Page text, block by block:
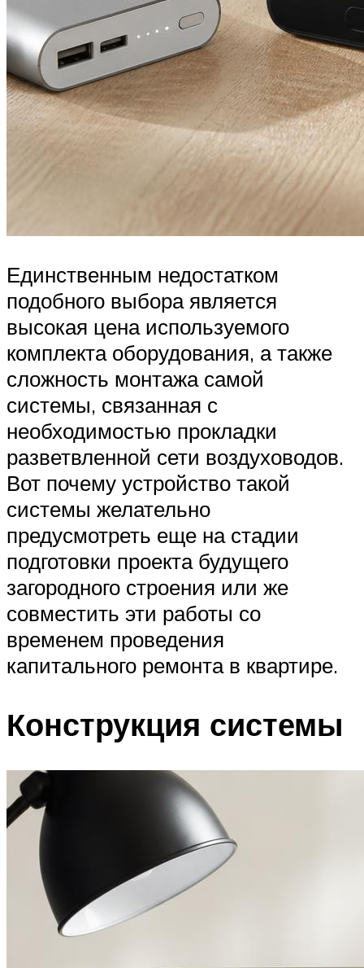
Единственным недостатком
подобного выбора является
высокая цена используемого
комплекта оборудования, а также
сложность монтажа самой
системы, связанная с
необходимостью прокладки
разветвленной сети воздуховодов.
Вот почему устройство такой
системы желательно
предусмотреть еще на стадии
подготовки проекта будущего
загородного строения или же
совместить эти работы со
временем проведения
капитального ремонта в квартире.
Конструкция системы